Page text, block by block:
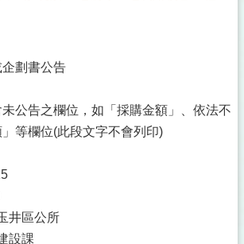
劃書公告
公告之欄位，如「採購金額」、依法不
等欄位(此段文字不會列印)
井區公所
設課